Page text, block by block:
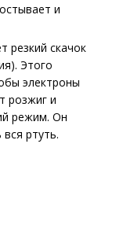
и
резкий скачок
Этого
электроны
розжиг и
режим. Он
ртуть.